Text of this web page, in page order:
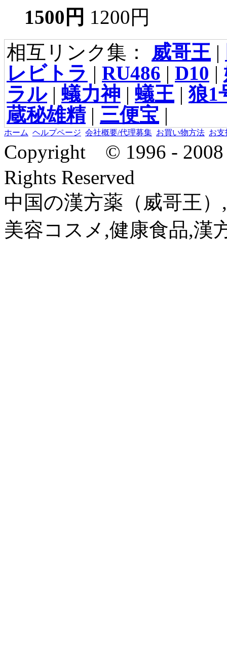
1500円 1200円
相互リンク集： 威哥王|
レビトラ | RU486 | D10 |
ラル| 蟻力神 | 蟻王|狼1
蔵秘雄精| 三便宝 |
ホーム ヘルプページ 会社概要/代理募集 お買い物方法 お支
Copyright © 1996 -
Rights Reserved
中国の漢方薬（威哥王
美容コスメ,健康食品,漢